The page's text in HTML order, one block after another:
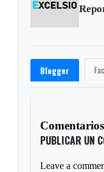
Blogger
Comentarios
PUBLICAR UN
Leave a